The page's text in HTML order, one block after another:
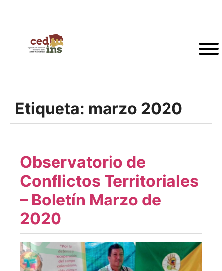
Etiqueta: marzo 2020
Observatorio de
Conflictos Territoriales
– Boletín Marzo de
2020